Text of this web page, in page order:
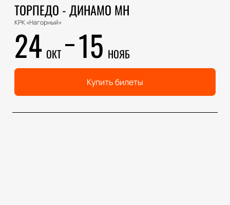
ТОРПЕДО - ДИНАМО МН
КРК «Нагорный»
24 ОКТ 15 НОЯБ
Купить билеты